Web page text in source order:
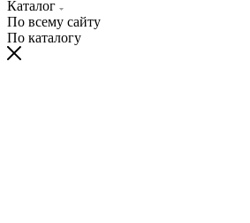
Каталог
По всему сайту
По каталогу